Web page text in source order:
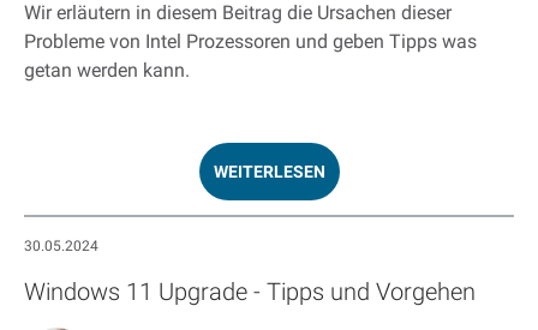
Wir erläutern in diesem Beitrag die Ursachen dieser
Probleme von Intel Prozessoren und geben Tipps was
getan werden kann.
WEITERLESEN
30.05.2024
Windows 11 Upgrade - Tipps und Vorgehen